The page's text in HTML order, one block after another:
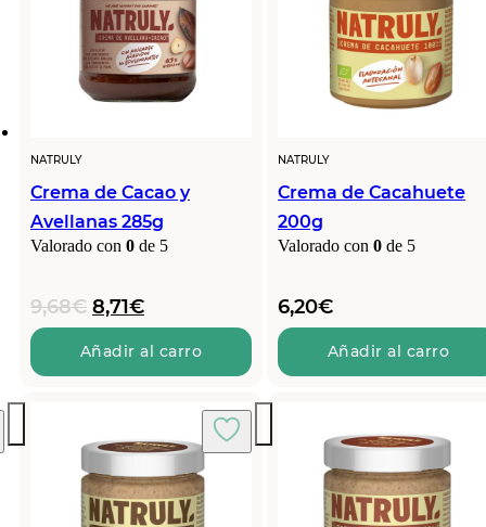
NATRULY
Crema de Cacao y
Avellanas 285g
Valorado con 0 de 5
9,68€ El
precio
original
era:
8,71€El
precio
actual
es:
Añadir al carro
NATRULY
Crema de Cacahuete
200g
Valorado con 0 de 5
6,20€
Añadir al carro